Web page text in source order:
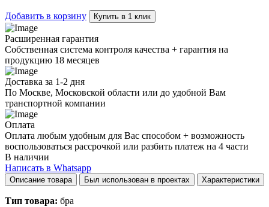
Добавить в корзину Купить в 1 клик
Расширенная гарантия
Собственная система контроля качества + гарантия на
продукцию 18 месяцев
Доставка за 1-2 дня
По Москве, Московской области или до удобной Вам
транспортной компании
Оплата
Оплата любым удобным для Вас способом + возможность
воспользоваться рассрочкой или разбить платеж на 4 части
В наличии
Написать в Whatsapp
Описание товара Был использован в проектах Характеристики
Тип товара: бра